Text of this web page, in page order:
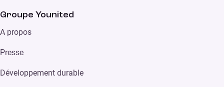
Groupe Younited
A propos
Presse
Développement durable